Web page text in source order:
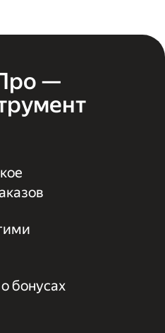
—
бонусах